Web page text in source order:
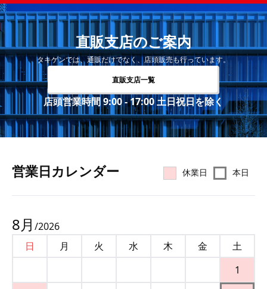
直販支店のご案内
タキゲンでは、通販だけでなく、店頭販売も行っています。
直販支店一覧
店頭営業時間 9:00 - 17:00 土日祝日を除く
営業⽇カレンダー 休業日 本日
8月 /2026
日
月 火 水 木 金
土
1